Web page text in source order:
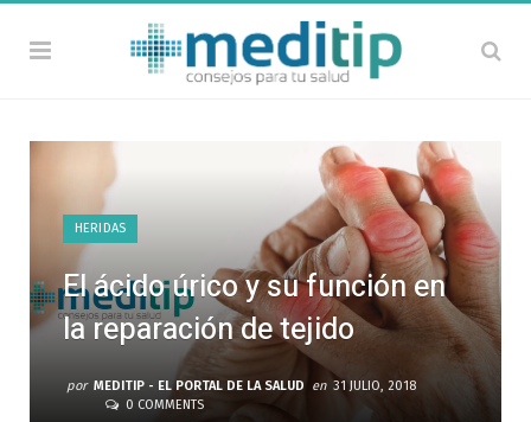
HERIDAS
El ácido úrico y su función en
la reparación de tejido
por MEDITIP - EL PORTAL DE LA SALUD en 31 JULIO, 2018
0 COMMENTS